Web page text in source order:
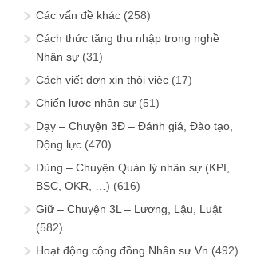
Các vấn đề khác (258)
Cách thức tăng thu nhập trong nghề
Nhân sự (31)
Cách viết đơn xin thôi việc (17)
Chiến lược nhân sự (51)
Dạy – Chuyện 3Đ – Đánh giá, Đào tạo,
Động lực (470)
Dùng – Chuyện Quản lý nhân sự (KPI,
BSC, OKR, …) (616)
Giữ – Chuyện 3L – Lương, Lậu, Luật
(582)
Hoạt động cộng đồng Nhân sự Vn (492)